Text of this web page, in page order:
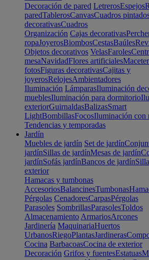
Decoración de pared LetrerosEspejos
paredTablerosCanvasCuadros
decorativasCuadros
Organización Cajas decorativas
ropaJoyerosBiombosCestasBaúles
Objetos decorativos VelasFaroles
mesaNavidadFlores artificiales
fotosFiguras decorativasCajitas y
joyerosRelojesAmbientadores
Iluminación LámparasIluminación
mueblesIluminación para dormitorio
exteriorGuirnaldasBalizasSmart
LightBombillasFocosIluminación con
Tendencias y temporadas
Jardín
Muebles de jardín Set de jardín
jardínSillas de jardínMesas de jardín
jardínSofás jardínBancos de jardín
exterior
Hamacas y tumbonas
AccesoriosBalancinesTumbonas
Pérgolas CenadoresCarpasPérgolas
Parasoles SombrillasParasolesToldos
Almacenamiento ArmariosArcones
Jardinería MaquinariaHuertos
UrbanosRiegoPlantasJardineras
Cocina BarbacoasCocina de exterior
Decoración Grifos y fuentesEstatuas